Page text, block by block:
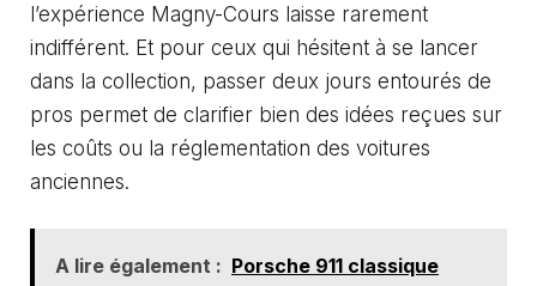
l’expérience Magny-Cours laisse rarement
indifférent. Et pour ceux qui hésitent à se lancer
dans la collection, passer deux jours entourés de
pros permet de clarifier bien des idées reçues sur
les coûts ou la réglementation des voitures
anciennes.
A lire également : Porsche 911 classique